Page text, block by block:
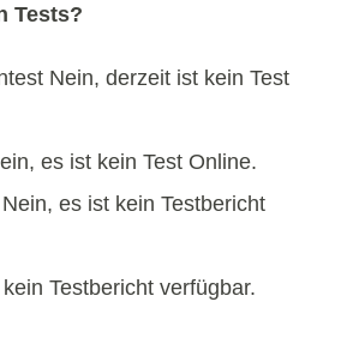
Tests?
Nein, derzeit ist kein Test
es ist kein Test Online.
es ist kein Testbericht
Testbericht verfügbar.